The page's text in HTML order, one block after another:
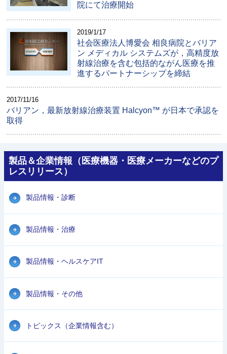
院にて治療開始
2019/1/17
社会医療法人博愛会 相良病院とバリア
ン メディカル システムズが，高精度放
射線治療を含む包括的ながん医療を推
進するパートナーシップを締結
2017/11/16
バリアン，最新放射線治療装置 Halcyon™ が日本で承認を
取得
製品＆企業情報（医療機器・医療メーカーなどのプ
レスリリース）
製品情報・診断
製品情報・治療
製品情報・ヘルスケアIT
製品情報・その他
トピックス（企業情報含む）